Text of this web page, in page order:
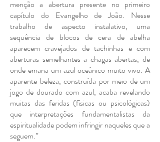
menção a abertura presente no primeiro
capítulo do Evangelho de João. Nesse
trabalho de aspecto instalativo, uma
sequência de blocos de cera de abelha
aparecem cravejados de tachinhas e com
aberturas semelhantes a chagas abertas, de
onde emana um azul oceânico muito vivo. A
aparente beleza, construída por meio de um
jogo de dourado com azul, acaba revelando
muitas das feridas (físicas ou psicológicas)
que interpretações fundamentalistas da
espiritualidade podem infringir naqueles que a
seguem.”